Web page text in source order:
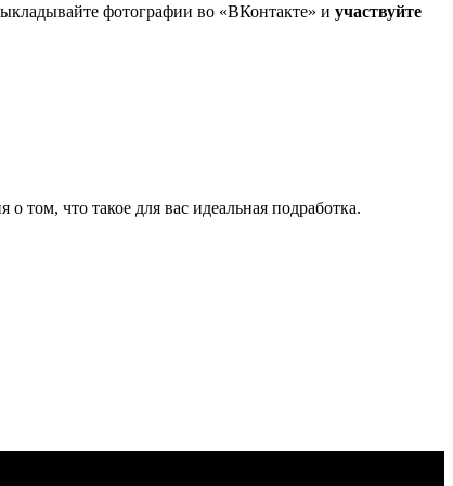
фотографии во «ВКонтакте» и участвуйте
том, что такое для вас идеальная подработка.